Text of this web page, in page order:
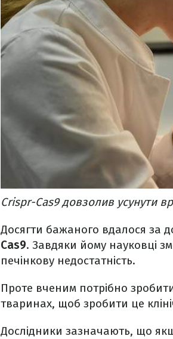
Crispr-Cas9 довзолив усунути
Досягти бажаного вдалося за
Cas9. Завдяки йому науковці
печінкову недостатність.
Проте вченим потрібно
тваринах, щоб зробити це
Дослідники зазначають, що